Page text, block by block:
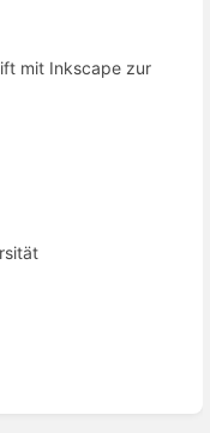
mit Inkscape zur